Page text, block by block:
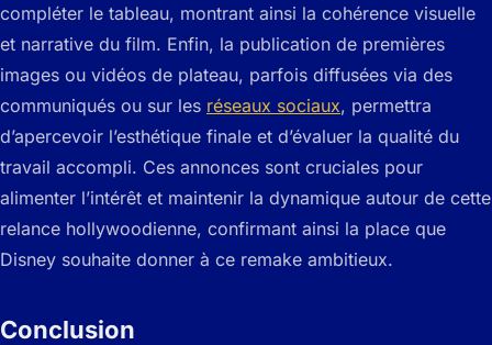
compléter le tableau, montrant ainsi la cohérence visuelle
et narrative du film. Enfin, la publication de premières
images ou vidéos de plateau, parfois diffusées via des
communiqués ou sur les réseaux sociaux, permettra
d’apercevoir l’esthétique finale et d’évaluer la qualité du
travail accompli. Ces annonces sont cruciales pour
alimenter l’intérêt et maintenir la dynamique autour de cette
relance hollywoodienne, confirmant ainsi la place que
Disney souhaite donner à ce remake ambitieux.
Conclusion